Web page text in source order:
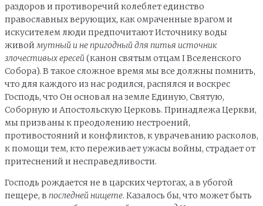
раздоров и противоречий колеблет единство
православных верующих, как омраченные врагом и
искусителем люди предпочитают Источнику воды
живоймутный и не пригодный для питья источник
злочестивых ересей (канон святым отцам I Вселенского
Собора). В такое сложное время мы все должны помнить,
что для каждого из нас родился, распялся и воскрес
Господь, что Он основал на земле Единую, Святую,
Соборную и Апостольскую Церковь. Принадлежа Церкви,
мы призваны к преодолению нестроений,
противостояний и конфликтов, к уврачеванию расколов,
к помощи тем, кто переживает ужасы войны, страдает от
притеснений и несправедливости.
Господь рождается не в царских чертогах, а в убогой
пещере, в последней нищете. Казалось бы, что может быть